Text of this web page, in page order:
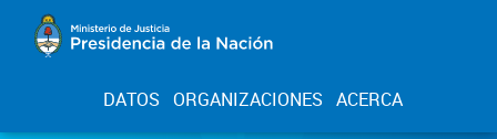
DATOS ORGANIZACIONES ACERCA